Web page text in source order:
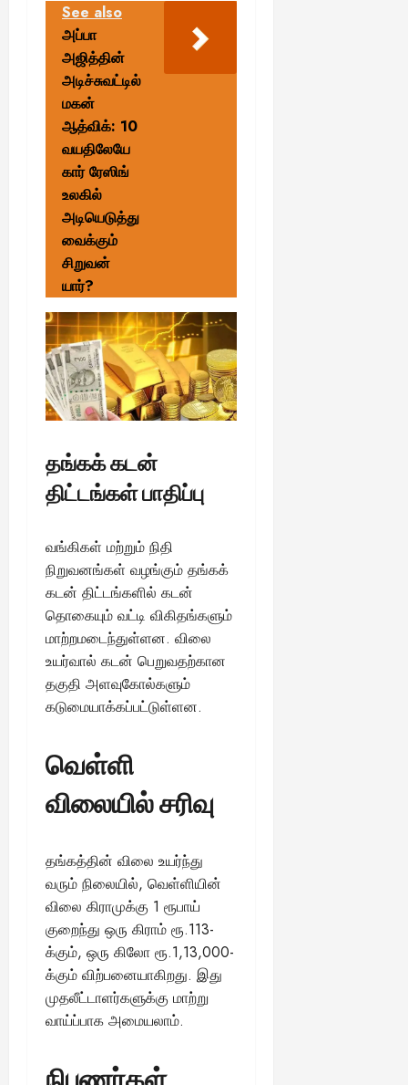
See also
அப்பா
அஜித்தின்
அடிச்சுவட்டில்
மகன்
ஆத்விக்: 10
வயதிலேயே
கார் ரேஸிங்
உலகில்
அடியெடுத்து
வைக்கும்
சிறுவன்
யார்?
தங்கக் கடன்
திட்டங்கள் பாதிப்பு
வங்கிகள் மற்றும் நிதி
நிறுவனங்கள் வழங்கும் தங்கக்
கடன் திட்டங்களில் கடன்
தொகையும் வட்டி விகிதங்களும்
மாற்றமடைந்துள்ளன. விலை
உயர்வால் கடன் பெறுவதற்கான
தகுதி அளவுகோல்களும்
கடுமையாக்கப்பட்டுள்ளன.
வெள்ளி
விலையில் சரிவு
தங்கத்தின் விலை உயர்ந்து
வரும் நிலையில், வெள்ளியின்
விலை கிராமுக்கு 1 ரூபாய்
குறைந்து ஒரு கிராம் ரூ.113-
க்கும், ஒரு கிலோ ரூ.1,13,000-
க்கும் விற்பனையாகிறது. இது
முதலீட்டாளர்களுக்கு மாற்று
வாய்ப்பாக அமையலாம்.